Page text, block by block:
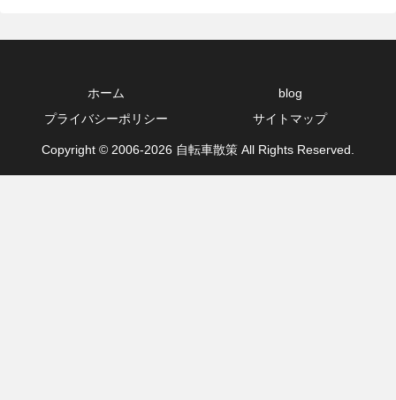
ホーム
blog
プライバシーポリシー
サイトマップ
Copyright © 2006-2026 自転車散策 All Rights Reserved.